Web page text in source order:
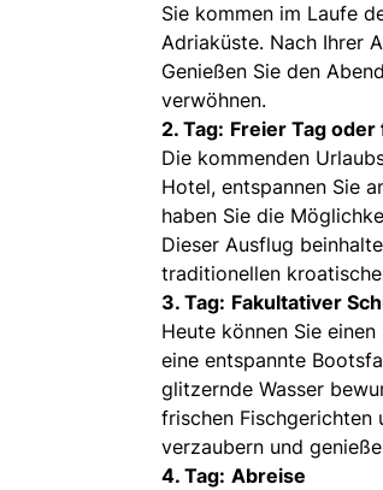
Sie kommen im Laufe
Adriaküste. Nach Ihrer
Genießen Sie den
verwöhnen.
2. Tag: Freier Tag
Die kommenden
Hotel, entspannen Sie
haben Sie die
Dieser Ausflug
traditionellen
3. Tag: Fakultativer
Heute können Sie
eine entspannte
glitzernde Wasser
frischen Fischgerichten
verzaubern und
4. Tag: Abreise